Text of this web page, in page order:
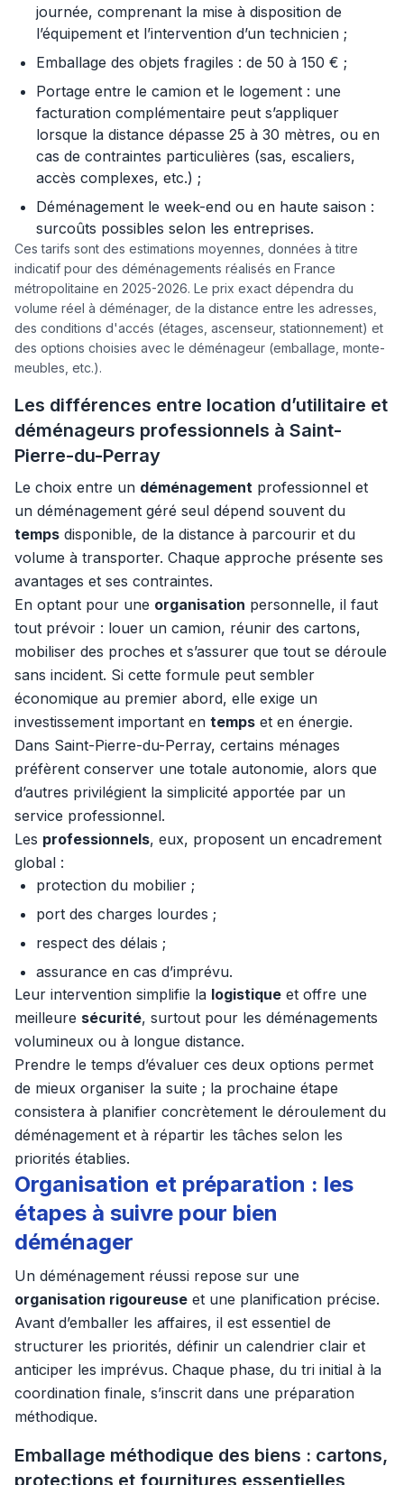
journée, comprenant la mise à disposition de
l’équipement et l’intervention d’un technicien ;
Emballage des objets fragiles : de 50 à 150 € ;
Portage entre le camion et le logement : une
facturation complémentaire peut s’appliquer
lorsque la distance dépasse 25 à 30 mètres, ou en
cas de contraintes particulières (sas, escaliers,
accès complexes, etc.) ;
Déménagement le week-end ou en haute saison :
surcoûts possibles selon les entreprises.
Ces tarifs sont des estimations moyennes, données à titre
indicatif pour des déménagements réalisés en France
métropolitaine en 2025-2026. Le prix exact dépendra du
volume réel à déménager, de la distance entre les adresses,
des conditions d'accés (étages, ascenseur, stationnement) et
des options choisies avec le déménageur (emballage, monte-
meubles, etc.).
Les différences entre location d’utilitaire et
déménageurs professionnels à Saint-
Pierre-du-Perray
Le choix entre un déménagement professionnel et
un déménagement géré seul dépend souvent du
temps disponible, de la distance à parcourir et du
volume à transporter. Chaque approche présente ses
avantages et ses contraintes.
En optant pour une organisation personnelle, il faut
tout prévoir : louer un camion, réunir des cartons,
mobiliser des proches et s’assurer que tout se déroule
sans incident. Si cette formule peut sembler
économique au premier abord, elle exige un
investissement important en temps et en énergie.
Dans Saint-Pierre-du-Perray, certains ménages
préfèrent conserver une totale autonomie, alors que
d’autres privilégient la simplicité apportée par un
service professionnel.
Les professionnels, eux, proposent un encadrement
global :
protection du mobilier ;
port des charges lourdes ;
respect des délais ;
assurance en cas d’imprévu.
Leur intervention simplifie la logistique et offre une
meilleure sécurité, surtout pour les déménagements
volumineux ou à longue distance.
Prendre le temps d’évaluer ces deux options permet
de mieux organiser la suite ; la prochaine étape
consistera à planifier concrètement le déroulement du
déménagement et à répartir les tâches selon les
priorités établies.
Organisation et préparation : les
étapes à suivre pour bien
déménager
Un déménagement réussi repose sur une
organisation rigoureuse et une planification précise.
Avant d’emballer les affaires, il est essentiel de
structurer les priorités, définir un calendrier clair et
anticiper les imprévus. Chaque phase, du tri initial à la
coordination finale, s’inscrit dans une préparation
méthodique.
Emballage méthodique des biens : cartons,
protections et fournitures essentielles